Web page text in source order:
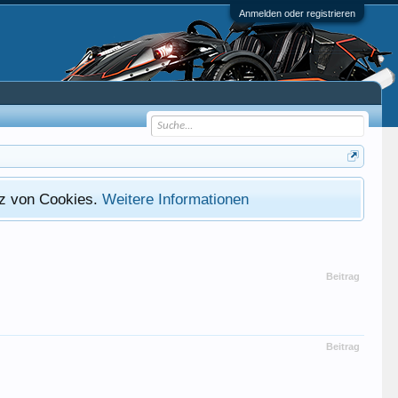
Anmelden oder registrieren
von Cookies.Weitere Informationen
Beitrag
Beitrag